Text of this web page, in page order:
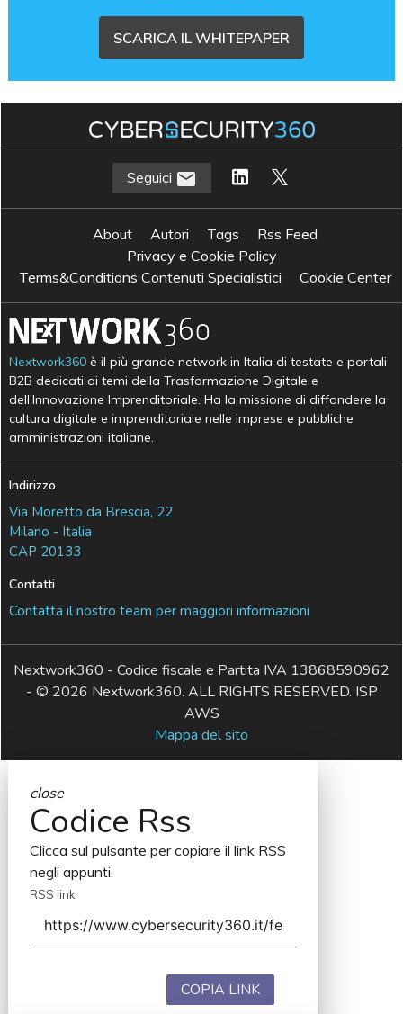
SCARICA IL WHITEPAPER
Seguici
About Autori Tags
Rss Feed
Privacy e Cookie Policy
Terms&Conditions Contenuti Specialistici
Cookie Center
Nextwork360 è il più grande network in Italia di testate e portali
B2B dedicati ai temi della Trasformazione Digitale e
dell’Innovazione Imprenditoriale. Ha la missione di diffondere la
cultura digitale e imprenditoriale nelle imprese e pubbliche
amministrazioni italiane.
Indirizzo
Via Moretto da Brescia, 22
Milano - Italia
CAP 20133
Contatti
Contatta il nostro team per maggiori informazioni
Nextwork360 - Codice fiscale e Partita IVA 13868590962
- © 2026 Nextwork360. ALL RIGHTS RESERVED. ISP
AWS
Mappa del sito
close
Codice Rss
Clicca sul pulsante per copiare il link RSS
negli appunti.
RSS link
COPIA LINK